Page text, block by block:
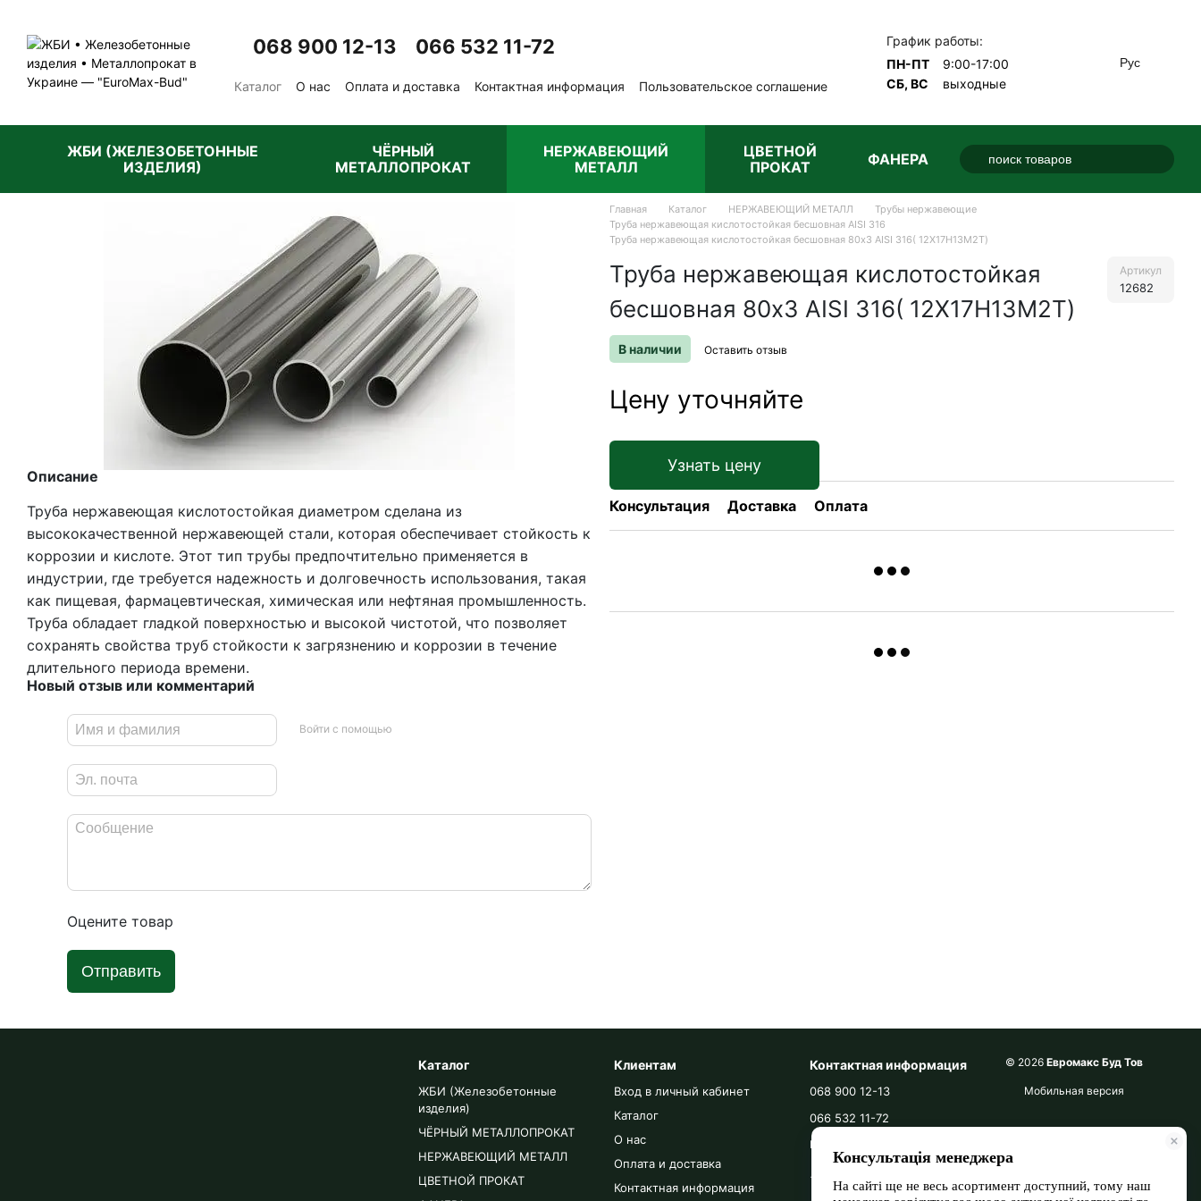
068 900 12-13 066 532 11-72
Каталог О нас Оплата и доставка Контактная информация
Пользовательское соглашение
График работы:
ПН-ПТ
9:00-17:00
СБ, ВС
выходные
Рус
ЖБИ (ЖЕЛЕЗОБЕТОННЫЕ
ИЗДЕЛИЯ)
ЧЁРНЫЙ
МЕТАЛЛОПРОКАТ
НЕРЖАВЕЮЩИЙ
МЕТАЛЛ
ЦВЕТНОЙ
ПРОКАТ
ФАНЕРА
Описание
Труба нержавеющая кислотостойкая диаметром сделана из
высококачественной нержавеющей стали, которая обеспечивает стойкость к
коррозии и кислоте. Этот тип трубы предпочтительно применяется в
индустрии, где требуется надежность и долговечность использования, такая
как пищевая, фармацевтическая, химическая или нефтяная промышленность.
Труба обладает гладкой поверхностью и высокой чистотой, что позволяет
сохранять свойства труб стойкости к загрязнению и коррозии в течение
длительного периода времени.
Новый отзыв или комментарий
Войти с помощью
Оцените товар
Отправить
Главная Каталог НЕРЖАВЕЮЩИЙ МЕТАЛЛ
Трубы нержавеющие
Труба нержавеющая кислотостойкая бесшовная AISI 316
Труба нержавеющая кислотостойкая бесшовная 80х3 AISI 316( 12Х17Н13М2Т)
Труба нержавеющая кислотостойкая
бесшовная 80х3 AISI 316( 12Х17Н13М2Т)
Артикул
12682
В наличии Оставить отзыв
Цену уточняйте
Узнать цену
Консультация Доставка Оплата
Каталог
ЖБИ (Железобетонные
изделия)
ЧЁРНЫЙ МЕТАЛЛОПРОКАТ
НЕРЖАВЕЮЩИЙ МЕТАЛЛ
ЦВЕТНОЙ ПРОКАТ
Клиентам
Вход в личный кабинет
Каталог
О нас
Оплата и доставка
Контактная информация
Контактная информация
068 900 12-13
066 532 11-72
Перезвонить вам?
+380689001213
© 2026 Евромакс Буд Тов
Мобильная версия